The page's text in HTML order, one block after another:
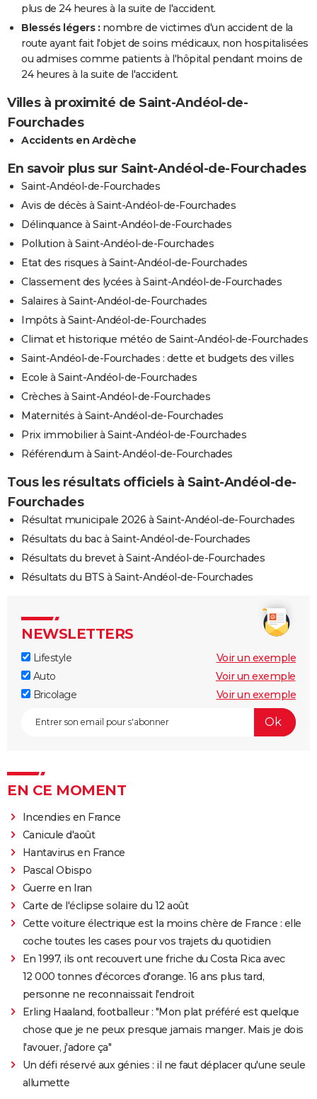
plus de 24 heures à la suite de l'accident.
Blessés légers : nombre de victimes d'un accident de la
route ayant fait l'objet de soins médicaux, non hospitalisées
ou admises comme patients à l'hôpital pendant moins de
24 heures à la suite de l'accident.
Villes à proximité de Saint-Andéol-de-
Fourchades
Accidents en Ardèche
En savoir plus sur Saint-Andéol-de-Fourchades
Saint-Andéol-de-Fourchades
Avis de décès à Saint-Andéol-de-Fourchades
Délinquance à Saint-Andéol-de-Fourchades
Pollution à Saint-Andéol-de-Fourchades
Etat des risques à Saint-Andéol-de-Fourchades
Classement des lycées à Saint-Andéol-de-Fourchades
Salaires à Saint-Andéol-de-Fourchades
Impôts à Saint-Andéol-de-Fourchades
Climat et historique météo de Saint-Andéol-de-Fourchades
Saint-Andéol-de-Fourchades : dette et budgets des villes
Ecole à Saint-Andéol-de-Fourchades
Crèches à Saint-Andéol-de-Fourchades
Maternités à Saint-Andéol-de-Fourchades
Prix immobilier à Saint-Andéol-de-Fourchades
Référendum à Saint-Andéol-de-Fourchades
Tous les résultats officiels à Saint-Andéol-de-
Fourchades
Résultat municipale 2026 à Saint-Andéol-de-Fourchades
Résultats du bac à Saint-Andéol-de-Fourchades
Résultats du brevet à Saint-Andéol-de-Fourchades
Résultats du BTS à Saint-Andéol-de-Fourchades
NEWSLETTERS
Lifestyle
Voir un exemple
Auto
Voir un exemple
Bricolage
Voir un exemple
EN CE MOMENT
Incendies en France
Canicule d'août
Hantavirus en France
Pascal Obispo
Guerre en Iran
Carte de l'éclipse solaire du 12 août
Cette voiture électrique est la moins chère de France : elle
coche toutes les cases pour vos trajets du quotidien
En 1997, ils ont recouvert une friche du Costa Rica avec
12 000 tonnes d'écorces d'orange. 16 ans plus tard,
personne ne reconnaissait l'endroit
Erling Haaland, footballeur : "Mon plat préféré est quelque
chose que je ne peux presque jamais manger. Mais je dois
l'avouer, j'adore ça"
Un défi réservé aux génies : il ne faut déplacer qu'une seule
allumette